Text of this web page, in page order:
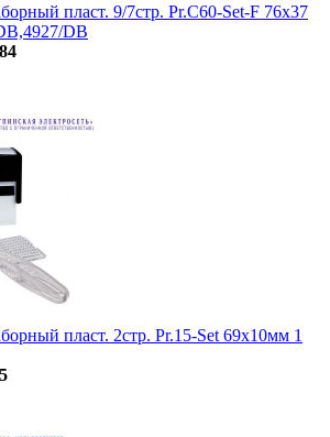
пласт. 9/7стр. Pr.C60-Set-F 76х37
DB
пласт. 2стр. Pr.15-Set 69х10мм 1